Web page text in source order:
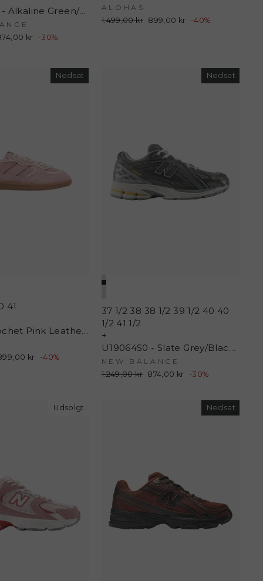
U19063EN - Alkaline Green/Blue Bird - New Balance
kr -30%
ALOHAS
Normalpris
1.499,00 kr Udsalgspris
899,00 kr -40%
Nedsat
41
Tb.490 Crochet Pink Leather Sneakers - Crochet Pink - Alohas
kr -40%
Nedsat
37 1/238 38 1/239 1/2 40 40
1/2 41 1/2
+
U19064S0 - Slate Grey/Black Metallic - New Balance
NEW BALANCE
Normalpris
1.249,00 kr Udsalgspris
874,00 kr -30%
Udsolgt Nedsat